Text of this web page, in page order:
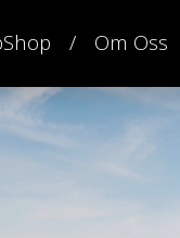
Om Oss